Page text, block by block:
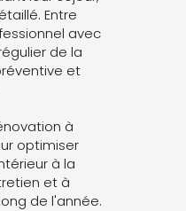
Entre
avec
de la
et
à
optimiser
à la
et à
de l'année.